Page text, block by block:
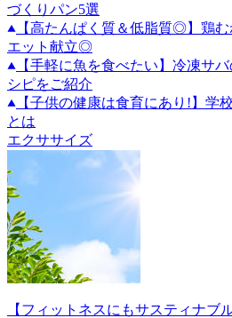
づくりパン5選
【高たんぱく質＆低脂質◎】鶏
エット献立◎
【手軽に魚を食べたい】冷凍サ
シピをご紹介
【子供の健康は食育にあり!】学
とは
エクササイズ
【フィットネスにもサスティナブ